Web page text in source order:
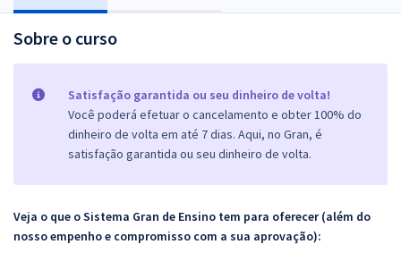
Sobre o curso
Satisfação garantida ou seu dinheiro de volta!
Você poderá efetuar o cancelamento e obter 100% do
dinheiro de volta em até 7 dias. Aqui, no Gran, é
satisfação garantida ou seu dinheiro de volta.
Veja o que o Sistema Gran de Ensino tem para oferecer (além do
nosso empenho e compromisso com a sua aprovação):